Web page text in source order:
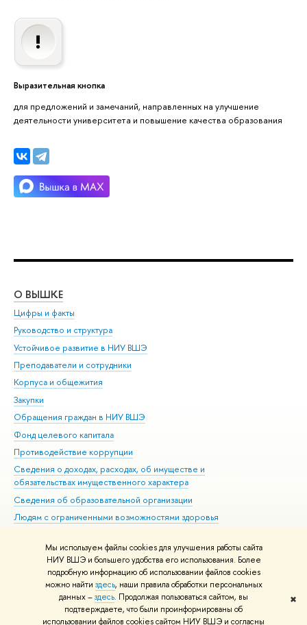
Мы используем файлы cookies для улучшения работы сайта
НИУ ВШЭ и большего удобства его использования. Более
подробную информацию об использовании файлов cookies
можно найти здесь, наши правила обработки персональных
данных –здесь. Продолжая пользоваться сайтом, вы
подтверждаете, что были проинформированы об
использовании файлов cookies сайтом НИУ ВШЭ и согласны
✖
Выразительная кнопка
для предложений и замечаний, направленных на улучшение
деятельности университета и повышение качества образования
О ВЫШКЕ
Цифры и факты
Руководство и структура
Устойчивое развитие в НИУ ВШЭ
Преподаватели и сотрудники
Корпуса и общежития
Закупки
Обращения граждан в НИУ ВШЭ
Фонд целевого капитала
Противодействие коррупции
Сведения о доходах, расходах, об имуществе и
обязательствах имущественного характера
Сведения об образовательной организации
Людям с ограниченными возможностями здоровья
Работа в Вышке
© НИУ ВШЭ 1993–2026 Адреса и контакты Условия использования